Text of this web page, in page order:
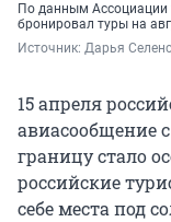
По данным Ассоциации
бронировал туры на
Источник: Дарья
15 апреля
авиасообщение
границу стало
российские
себе места под